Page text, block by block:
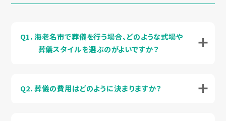
Q1．海老名市で葬儀を行う場合、どのような式場や
葬儀スタイルを選ぶのがよいですか？
Q2．葬儀の費用はどのように決まりますか？